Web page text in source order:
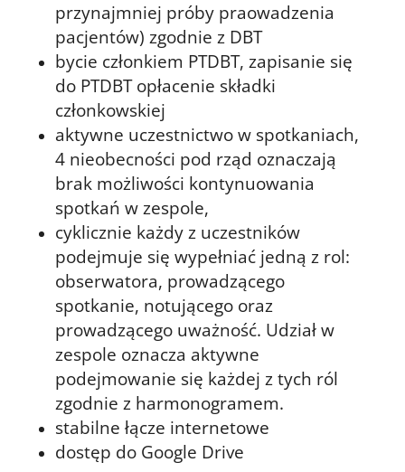
przynajmniej próby praowadzenia
pacjentów) zgodnie z DBT
bycie członkiem PTDBT, zapisanie się
do PTDBT opłacenie składki
członkowskiej
aktywne uczestnictwo w spotkaniach,
4 nieobecności pod rząd oznaczają
brak możliwości kontynuowania
spotkań w zespole,
cyklicznie każdy z uczestników
podejmuje się wypełniać jedną z rol:
obserwatora, prowadzącego
spotkanie, notującego oraz
prowadzącego uważność. Udział w
zespole oznacza aktywne
podejmowanie się każdej z tych ról
zgodnie z harmonogramem.
stabilne łącze internetowe
dostęp do Google Drive